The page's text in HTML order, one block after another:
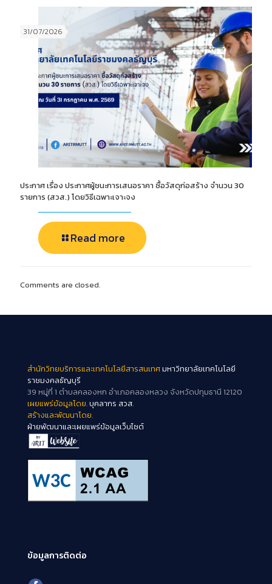
31/07/2026
ประกาศ เรื่อง ประกาศผู้ชนะการเสนอราคา ซื้อวัสดุก่อสร้าง จำนวน 30
รายการ (สวส.) โดยวิธีเฉพาะเจาะจง
Read more
Comments are closed.
สำนักวิทยบริการและเทคโนโลยีสารสนเทศมหาวิทยาลัยเทคโนโลยี
ราชมงคลธัญบุรี
39 หมู่ที่ 1 ตำบลคลองหก อำเภอคลองหลวง จังหวัดปทุมธานี 12120
เผยแพร่ข้อมูลโดย.บุคลากร สวส.
สร้างและพัฒนาโดย.
ฝ่ายพัฒนาและเผยแพร่ข้อมูลเว็บไซต์
ข้อมูลการติดต่อ